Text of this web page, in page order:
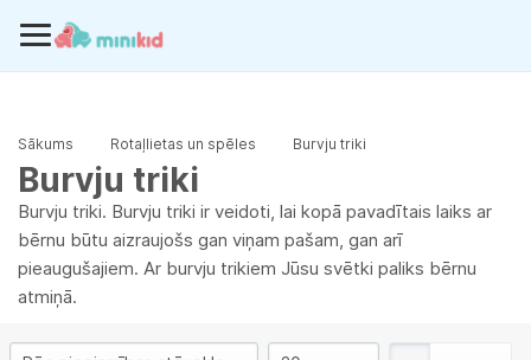
Sākums Rotaļlietas un spēles Burvju triki
Burvju triki
Burvju triki. Burvju triki ir veidoti, lai kopā pavadītais laiks ar
bērnu būtu aizraujošs gan viņam pašam, gan arī
pieaugušajiem. Ar burvju trikiem Jūsu svētki paliks bērnu
atmiņā.